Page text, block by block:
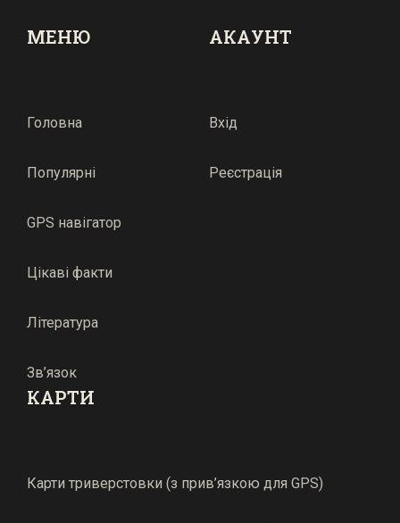
МЕНЮ
Головна
Популярні
GPS навігатор
Цікаві факти
Література
Зв’язок
АКАУНТ
Вхід
Реєстрація
КАРТИ
Карти триверстовки (з прив’язкою для GPS)